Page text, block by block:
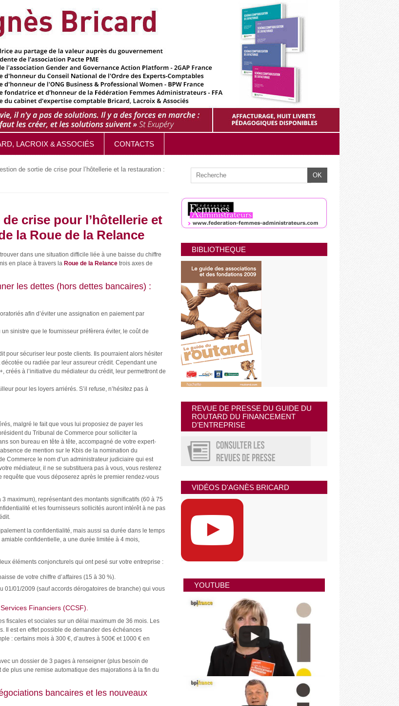
LACROIX & ASSOCIÉS CONTACTS
de sortie de crise pour l’hôtellerie et la restauration :
crise pour l’hôtellerie et
la Roue de la Relance
dans une situation difficile liée à une baisse du chiffre
en place à travers la Roue de la Relance trois axes de
les dettes (hors dettes bancaires) :
afin d’éviter une assignation en paiement par
sinistre que le fournisseur préfèrera éviter, le coût de
pour sécuriser leur poste clients. Ils pourraient alors hésiter
ou radiée par leur assureur crédit. Cependant une
créés à l’initiative du médiateur du crédit, leur permettront de
pour les loyers arriérés. S’il refuse, n’hésitez pas à
malgré le fait que vous lui proposiez de payer les
du Tribunal de Commerce pour solliciter la
son bureau en tête à tête, accompagné de votre expert-
de mention sur le Kbis de la nomination du
Commerce le nom d’un administrateur judiciaire qui est
médiateur, il ne se substituera pas à vous, vous resterez
requête que vous déposerez après le premier rendez-vous
maximum), représentant des montants significatifs (60 à 75
et les fournisseurs sollicités auront intérêt à ne pas
la confidentialité, mais aussi sa durée dans le temps
confidentielle, a une durée limitée à 4 mois,
éléments conjoncturels qui ont pesé sur votre entreprise :
de votre chiffre d’affaires (15 à 30 %).
01/01/2009 (sauf accords dérogatoires de branche) qui vous
Financiers (CCSF).
fiscales et sociales sur un délai maximum de 36 mois. Les
Il est en effet possible de demander des échéances
: certains mois à 300 €, d’autres à 500€ et 1000 € en
un dossier de 3 pages à renseigner (plus besoin de
plus une remise automatique des majorations à la fin du
bancaires et les nouveaux
BIBLIOTHEQUE
REVUE DE PRESSE DU GUIDE DU
ROUTARD DU FINANCEMENT
D’ENTREPRISE
VIDÉOS D'AGNÈS BRICARD
YOUTUBE